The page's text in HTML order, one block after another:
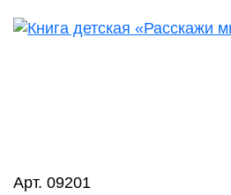
Арт. 09201